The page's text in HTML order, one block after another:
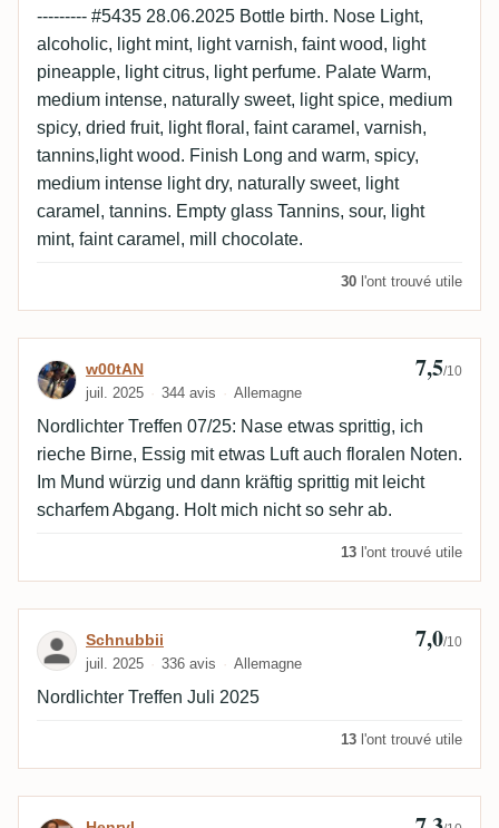
--------- #5435 28.06.2025 Bottle birth. Nose Light,
alcoholic, light mint, light varnish, faint wood, light
pineapple, light citrus, light perfume. Palate Warm,
medium intense, naturally sweet, light spice, medium
spicy, dried fruit, light floral, faint caramel, varnish,
tannins,light wood. Finish Long and warm, spicy,
medium intense light dry, naturally sweet, light
caramel, tannins. Empty glass Tannins, sour, light
mint, faint caramel, mill chocolate.
30 l'ont trouvé utile
Avis de w00tAN
w00tAN
juil. 2025 344 avis Allemagne
7,5/10
Nordlichter Treffen 07/25: Nase etwas sprittig, ich
rieche Birne, Essig mit etwas Luft auch floralen Noten.
Im Mund würzig und dann kräftig sprittig mit leicht
scharfem Abgang. Holt mich nicht so sehr ab.
13 l'ont trouvé utile
Avis de Schnubbii
Schnubbii
juil. 2025 336 avis Allemagne
7,0/10
Nordlichter Treffen Juli 2025
13 l'ont trouvé utile